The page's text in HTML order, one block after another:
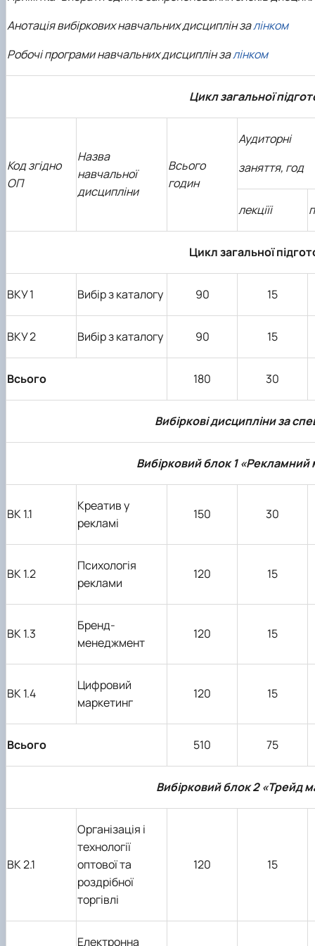
Анотація вибіркових навчальних дисциплін залінком
Робочі програми навчальних дисциплін залінком
Цикл загальної
Код згідно
ОП
Назва
навчальної
дисципліни
Всього
годин
Аудиторні
заняття, год
лекціїі
Цикл загальної
ВКУ 1 Вибір з каталогу 90 15
ВКУ 2 Вибір з каталогу 90 15
Всього 180 30
Вибіркові дисципліни за
Вибірковий блок 1
ВК1.1
Креатив у
рекламі
150 30
ВК1.2
Психологія
реклами
120 15
ВК1.3
Бренд-
менеджмент
120 15
ВК1.4
Цифровий
маркетинг
120 15
Всього 510 75
Вибірковий блок 2 «Трейд
ВК 2.1
Організація і
технології
оптової та
роздрібної
торгівлі
120 15
Електронна